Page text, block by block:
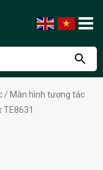
/ Màn hình tương tác